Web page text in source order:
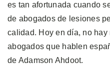
es tan afortunada cuando
de abogados de lesiones
calidad. Hoy en día, no
abogados que hablen
de Adamson Ahdoot.